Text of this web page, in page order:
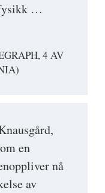
…
4 AV
en
nå
av